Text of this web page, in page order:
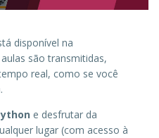
disponível na
aulas são transmitidas,
real, como se você
e desfrutar da
lugar (com acesso à